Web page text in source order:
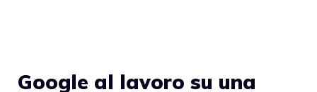
Google al lavoro su una